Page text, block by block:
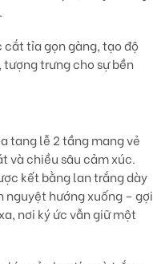
cắt tỉa gọn gàng, tạo độ
trưng cho sự bền
tang lễ 2 tầng mang vẻ
và chiều sâu cảm xúc.
kết bằnglan trắng dày
nguyệt hướng xuống – gợi
, nơi ký ức vẫn giữ một